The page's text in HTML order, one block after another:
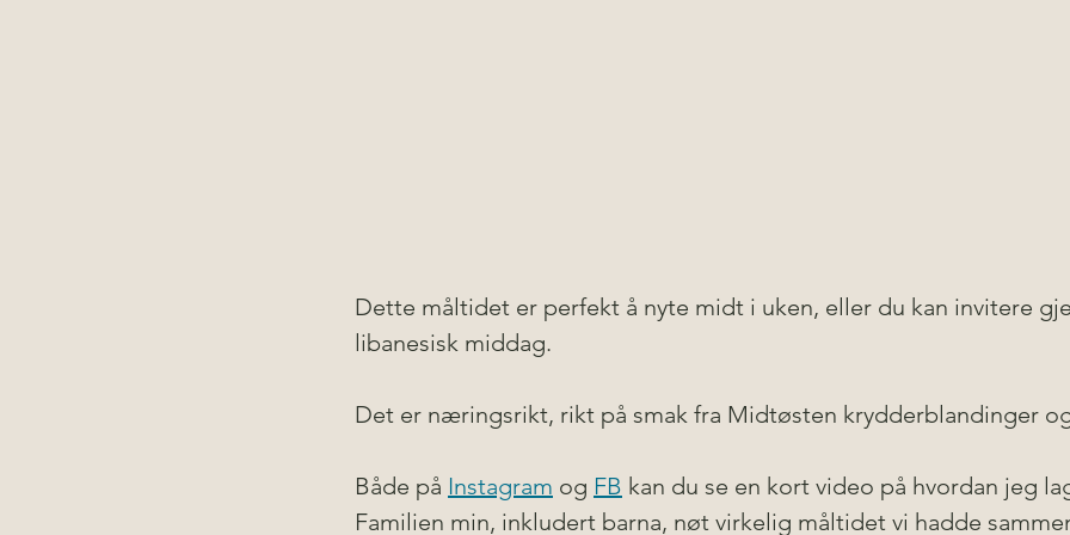
Dette måltidet er perfekt å nyte midt i uken, eller du kan invitere
libanesisk middag.
Det er næringsrikt, rikt på smak fra Midtøsten krydderblandinger
Både på Instagram og FB kan du se en kort video på hvordan jeg
Familien min, inkludert barna, nøt virkelig måltidet vi hadde